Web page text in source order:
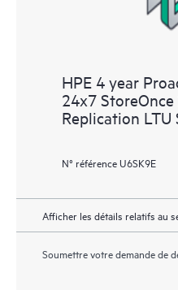
HPE 4 year
24x7
Replication LTU
N° référence U6SK9E
Afficher les détails relatifs au
Soumettre votre demande de